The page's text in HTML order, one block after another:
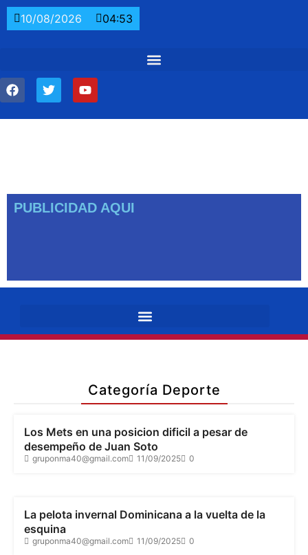
10/08/2026 04:53
PUBLICIDAD AQUI
Categoría Deporte
Los Mets en una posicion dificil a pesar de
desempeño de Juan Soto
gruponma40@gmail.com 11/09/2025
0
La pelota invernal Dominicana a la vuelta de la
esquina
gruponma40@gmail.com 11/09/2025
0